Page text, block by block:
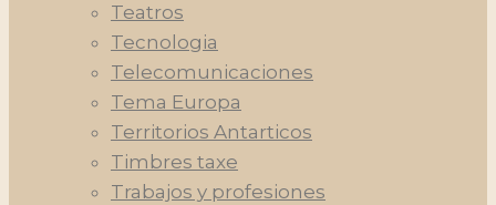
Teatros
Tecnologia
Telecomunicaciones
Tema Europa
Territorios Antarticos
Timbres taxe
Trabajos y profesiones